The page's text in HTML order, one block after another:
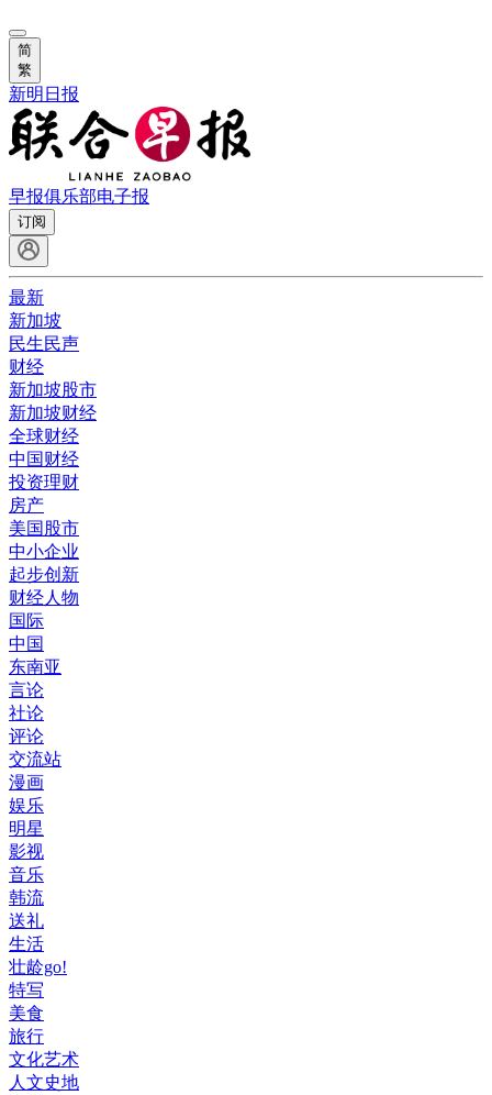
简
繁
新明日报
早报俱乐部电子报
订阅
最新
新加坡
民生民声
财经
新加坡股市
新加坡财经
全球财经
中国财经
投资理财
房产
美国股市
中小企业
起步创新
财经人物
国际
中国
东南亚
言论
社论
评论
交流站
漫画
娱乐
明星
影视
音乐
韩流
送礼
生活
壮龄go!
特写
美食
旅行
文化艺术
人文史地